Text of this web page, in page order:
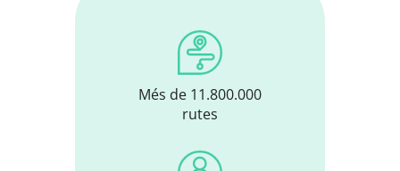
Més de 11.800.000
rutes